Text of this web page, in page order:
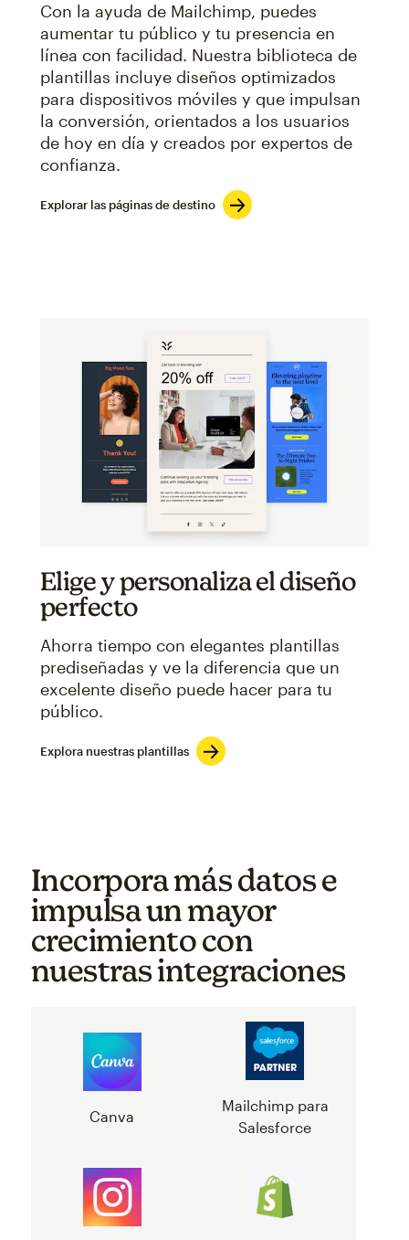
Con la ayuda de Mailchimp, puedes
aumentar tu público y tu presencia en
línea con facilidad. Nuestra biblioteca de
plantillas incluye diseños optimizados
para dispositivos móviles y que impulsan
la conversión, orientados a los usuarios
de hoy en día y creados por expertos de
confianza.
Explorar las páginas de destino
Elige y personaliza el diseño
perfecto
Ahorra tiempo con elegantes plantillas
prediseñadas y ve la diferencia que un
excelente diseño puede hacer para tu
público.
Explora nuestras plantillas
Incorpora más datos e
impulsa un mayor
crecimiento con
nuestras integraciones
Canva
Mailchimp para
Salesforce